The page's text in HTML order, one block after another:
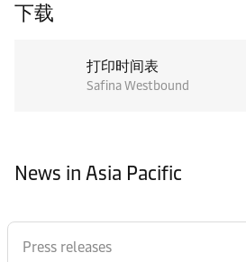
下载
打印时间表
Safina Westbound
News in Asia Pacific
Press releases